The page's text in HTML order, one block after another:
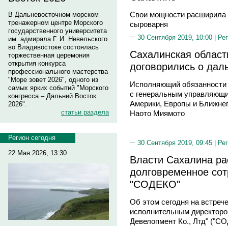
В Дальневосточном морском
тренажерном центре Морского
государственного университета
им. адмирала Г. И. Невельского
во Владивостоке состоялась
торжественная церемония
открытия конкурса
профессионального мастерства
"Море зовет 2026", одного из
самых ярких событий "Морского
конгресса – Дальний Восток
2026".
статьи раздела
Регион сегодня
22 Мая 2026, 13:30
Свои мощности расширила
сыроварня
30 Сентября 2019, 10:00 |
Сахалинская
договорились о
Исполняющий обязанности
с генеральным
Америки, Европы и
Наото Миямото
30 Сентября 2019, 09:45 |
Власти Сахалина
долговременное
"СОДЕКО"
Об этом сегодня на
исполнительным
Девелопмент Ко., Лтд"